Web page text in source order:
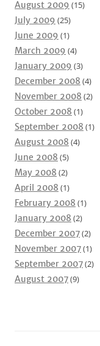
August 2009 (15)
July 2009 (25)
June 2009 (1)
March 2009 (4)
January 2009 (3)
December 2008 (4)
November 2008 (2)
October 2008 (1)
September 2008 (1)
August 2008 (4)
June 2008 (5)
May 2008 (2)
April 2008 (1)
February 2008 (1)
January 2008 (2)
December 2007(2)
November 2007(1)
September 2007(2)
August 2007(9)